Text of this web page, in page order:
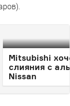
Mitsubishi
слияния с
Nissan